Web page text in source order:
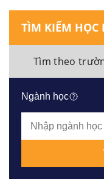
TÌM KIẾM HỌC
Tìm theo
Ngành học